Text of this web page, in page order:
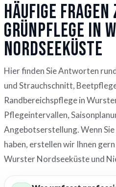
Häufige Fragen
Grünpflege in
Nordseeküste
Hier finden Sie Antworten
und Strauchschnitt,
Randbereichspflege in
Pflegeintervallen,
Angebotserstellung. Wenn
haben, erstellen wir Ihnen
Wurster Nordseeküste und